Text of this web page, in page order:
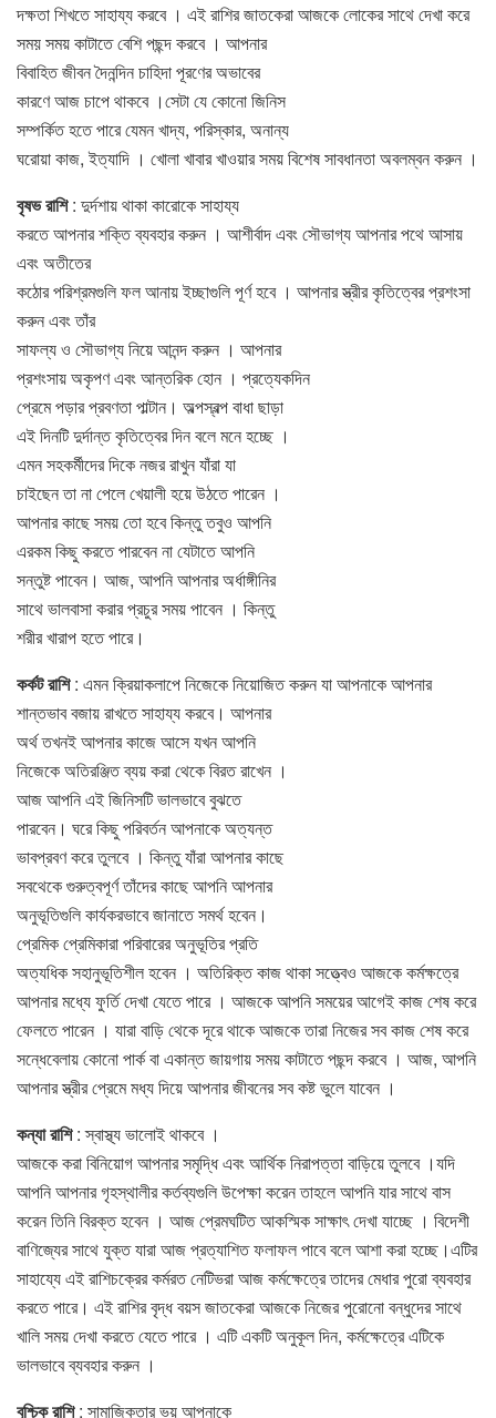
দক্ষতা শিখতে সাহায্য করবে । এই রাশির জাতকেরা আজকে লােকের সাথে দেখা করে
সময় সময় কাটাতে বেশি পছন্দ করবে । আপনার
বিবাহিত জীবন দৈনন্দিন চাহিদা পূরণের অভাবের
কারণে আজ চাপে থাকবে ।সেটা যে কোনো জিনিস
সম্পর্কিত হতে পারে যেমন খাদ্য, পরিস্কার, অনান্য
ঘরােয়া কাজ, ইত্যাদি । খােলা খাবার খাওয়ার সময় বিশেষ সাবধানতা অবলম্বন করুন ।
বৃষভ রাশি: দুর্দশায় থাকা কারােকে সাহায্য
করতে আপনার শক্তি ব্যবহার করুন । আশীর্বাদ এবং সৌভাগ্য আপনার পথে আসায়
এবং অতীতের
কঠোর পরিশ্রমগুলি ফল আনায় ইচ্ছাগুলি পূর্ণ হবে । আপনার স্ত্রীর কৃতিত্বের প্রশংসা
করুন এবং তাঁর
সাফল্য ও সৌভাগ্য নিয়ে আনন্দ করুন । আপনার
প্রশংসায় অকৃপণ এবং আন্তরিক হােন । প্রত্যেকদিন
প্রেমে পড়ার প্রবণতা পাল্টান। অল্পস্বল্প বাধা ছাড়া
এই দিনটি দুর্দান্ত কৃতিত্বের দিন বলে মনে হচ্ছে ।
এমন সহকর্মীদের দিকে নজর রাখুন যাঁরা যা
চাইছেন তা না পেলে খেয়ালী হয়ে উঠতে পারেন ।
আপনার কাছে সময় তাে হবে কিন্তু তবুও আপনি
এরকম কিছু করতে পারবেন না যেটাতে আপনি
সন্তুষ্ট পাবেন। আজ, আপনি আপনার অর্ধাঙ্গীনির
সাথে ভালবাসা করার প্রচুর সময় পাবেন । কিন্তু
শরীর খারাপ হতে পারে।
কর্কট রাশি: এমন ক্রিয়াকলাপে নিজেকে নিয়ােজিত করুন যা আপনাকে আপনার
শান্তভাব বজায় রাখতে সাহায্য করবে। আপনার
অর্থ তখনই আপনার কাজে আসে যখন আপনি
নিজেকে অতিরঞ্জিত ব্যয় করা থেকে বিরত রাখেন ।
আজ আপনি এই জিনিসটি ভালভাবে বুঝতে
পারবেন। ঘরে কিছু পরিবর্তন আপনাকে অত্যন্ত
ভাবপ্রবণ করে তুলবে । কিন্তু যাঁরা আপনার কাছে
সবথেকে গুরুত্বপূর্ণ তাঁদের কাছে আপনি আপনার
অনুভূতিগুলি কার্যকরভাবে জানাতে সমর্থ হবেন।
প্রেমিক প্রেমিকারা পরিবারের অনুভূতির প্রতি
অত্যধিক সহানুভূতিশীল হবেন । অতিরিক্ত কাজ থাকা সত্ত্বেও আজকে কর্মক্ষত্রে
আপনার মধ্যে ফুর্তি দেখা যেতে পারে । আজকে আপনি সময়ের আগেই কাজ শেষ করে
ফেলতে পারেন । যারা বাড়ি থেকে দূরে থাকে আজকে তারা নিজের সব কাজ শেষ করে
সন্ধেবেলায় কোনাে পার্ক বা একান্ত জায়গায় সময় কাটাতে পছন্দ করবে । আজ, আপনি
আপনার স্ত্রীর প্রেমে মধ্য দিয়ে আপনার জীবনের সব কষ্ট ভুলে যাবেন ।
কন্যা রাশি: স্বাস্থ্য ভালােই থাকবে ।
আজকে করা বিনিয়ােগ আপনার সমৃদ্ধি এবং আর্থিক নিরাপত্তা বাড়িয়ে তুলবে ।যদি
আপনি আপনার গৃহস্থালীর কর্তব্যগুলি উপেক্ষা করেন তাহলে আপনি যার সাথে বাস
করেন তিনি বিরক্ত হবেন । আজ প্রেমঘটিত আকস্মিক সাক্ষাৎ দেখা যাচ্ছে । বিদেশী
বাণিজ্যের সাথে যুক্ত যারা আজ প্রত্যাশিত ফলাফল পাবে বলে আশা করা হচ্ছে।এটির
সাহায্যে এই রাশিচক্রের কর্মরত নেটিভরা আজ কর্মক্ষেত্রে তাদের মেধার পুরাে ব্যবহার
করতে পারে। এই রাশির বৃদ্ধ বয়স জাতকেরা আজকে নিজের পুরােনাে বন্ধুদের সাথে
খালি সময় দেখা করতে যেতে পারে । এটি একটি অনুকূল দিন, কর্মক্ষেত্রে এটিকে
ভালভাবে ব্যবহার করুন ।
বৃশ্চিক রাশি: সামাজিকতার ভয় আপনাকে